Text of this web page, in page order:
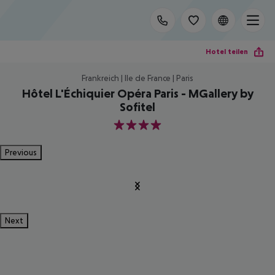
Hotel teilen
Frankreich | Ile de France | Paris
Hôtel L'Échiquier Opéra Paris - MGallery by
Sofitel
4
Previous
Next